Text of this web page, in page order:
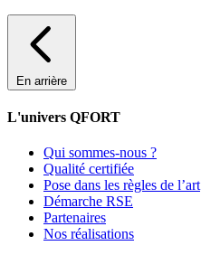
En arrière
L'univers QFORT
Qui sommes-nous ?
Qualité certifiée
Pose dans les règles de l’art
Démarche RSE
Partenaires
Nos réalisations